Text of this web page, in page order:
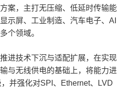
案，主打无压缩、低延时传输能
示屏、工业制造、汽车电子、AI
个领域。
进技术下沉与适配扩展，在实现
与无线供电的基础上，将能力进
并强化对SPI、Ethernet、LVD